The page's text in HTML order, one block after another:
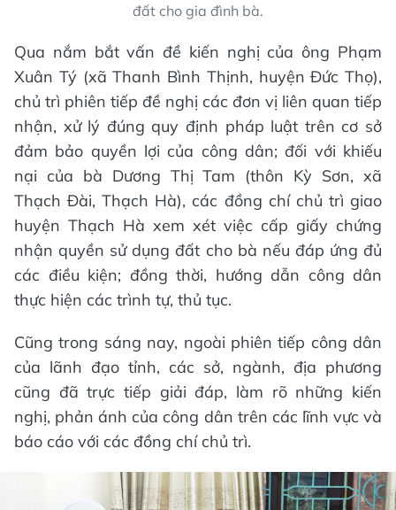
đất cho gia đình bà.
Qua nắm bắt vấn đề kiến nghị của ông Phạm
Xuân Tý (xã Thanh Bình Thịnh, huyện Đức Thọ),
chủ trì phiên tiếp đề nghị các đơn vị liên quan tiếp
nhận, xử lý đúng quy định pháp luật trên cơ sở
đảm bảo quyền lợi của công dân; đối với khiếu
nại của bà Dương Thị Tam (thôn Kỳ Sơn, xã
Thạch Đài, Thạch Hà), các đồng chí chủ trì giao
huyện Thạch Hà xem xét việc cấp giấy chứng
nhận quyền sử dụng đất cho bà nếu đáp ứng đủ
các điều kiện; đồng thời, hướng dẫn công dân
thực hiện các trình tự, thủ tục.
Cũng trong sáng nay, ngoài phiên tiếp công dân
của lãnh đạo tỉnh, các sở, ngành, địa phương
cũng đã trực tiếp giải đáp, làm rõ những kiến
nghị, phản ánh của công dân trên các lĩnh vực và
báo cáo với các đồng chí chủ trì.